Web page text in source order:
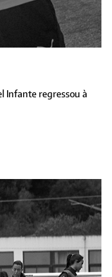
Infante regressou à